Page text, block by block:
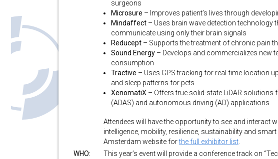
surgeons
Microsure – Improves patient’s lives through
Mindaffect – Uses brain wave detection technology
communicate using only their brain signals
Reducept – Supports the treatment of chronic pain
Sound Energy – Develops and commercializes new
consumption
Tractive – Uses GPS tracking for real-time location
and sleep patterns for pets
XenomatiX – Offers true solid-state LiDAR
(ADAS) and autonomous driving (AD) applications
Attendees will have the opportunity to see and interact
intelligence, mobility, resilience, sustainability and smart
Amsterdam website forthe full exhibitor list
WHO:
This year’s event will provide a conference track on